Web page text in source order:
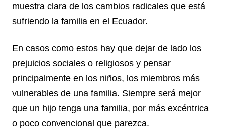
muestra clara de los cambios radicales que está
sufriendo la familia en el Ecuador.
En casos como estos hay que dejar de lado los
prejuicios sociales o religiosos y pensar
principalmente en los niños, los miembros más
vulnerables de una familia. Siempre será mejor
que un hijo tenga una familia, por más excéntrica
o poco convencional que parezca.